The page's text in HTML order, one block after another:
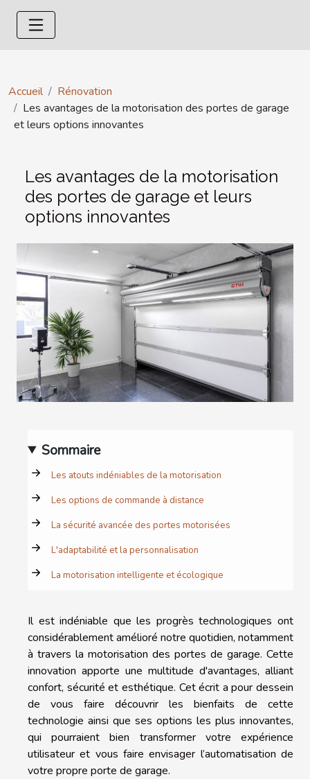
Accueil
Rénovation
Les avantages de la motorisation des portes de garage
et leurs options innovantes
Les avantages de la motorisation
des portes de garage et leurs
options innovantes
Sommaire
Les atouts indéniables de la motorisation
Les options de commande à distance
La sécurité avancée des portes motorisées
L'adaptabilité et la personnalisation
La motorisation intelligente et écologique
Il est indéniable que les progrès technologiques ont
considérablement amélioré notre quotidien, notamment
à travers la motorisation des portes de garage. Cette
innovation apporte une multitude d'avantages, alliant
confort, sécurité et esthétique. Cet écrit a pour dessein
de vous faire découvrir les bienfaits de cette
technologie ainsi que ses options les plus innovantes,
qui pourraient bien transformer votre expérience
utilisateur et vous faire envisager l’automatisation de
votre propre porte de garage.